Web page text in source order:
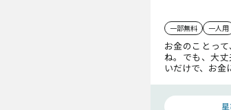
一部無料 一人用
お金のことっ
ね。でも、大
いだけで、お金
きましょう。